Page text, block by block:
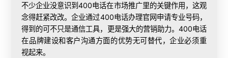
不少企业没意识到400电话在市场推广里的关键作用，这观
念得赶紧改改。企业通过400电话办理官网申请专业号码，
得到的可不只是通信工具，更是强大的营销助力。400电话
在品牌建设和客户沟通方面的优势无可替代，企业必须重
视起来。